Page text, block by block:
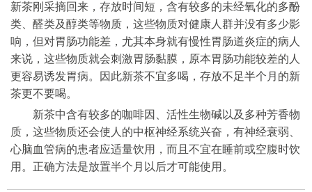
新茶刚采摘回来，存放时间短，含有较多的未经氧化的多酚
类、醛类及醇类等物质，这些物质对健康人群并没有多少影
响，但对胃肠功能差，尤其本身就有慢性胃肠道炎症的病人
来说，这些物质就会刺激胃肠黏膜，原本胃肠功能较差的人
更容易诱发胃病。因此新茶不宜多喝，存放不足半个月的新
茶更不要喝。
新茶中含有较多的咖啡因、活性生物碱以及多种芳香物
质，这些物质还会使人的中枢神经系统兴奋，有神经衰弱、
心脑血管病的患者应适量饮用，而且不宜在睡前或空腹时饮
用。正确方法是放置半个月以后才可能使用。